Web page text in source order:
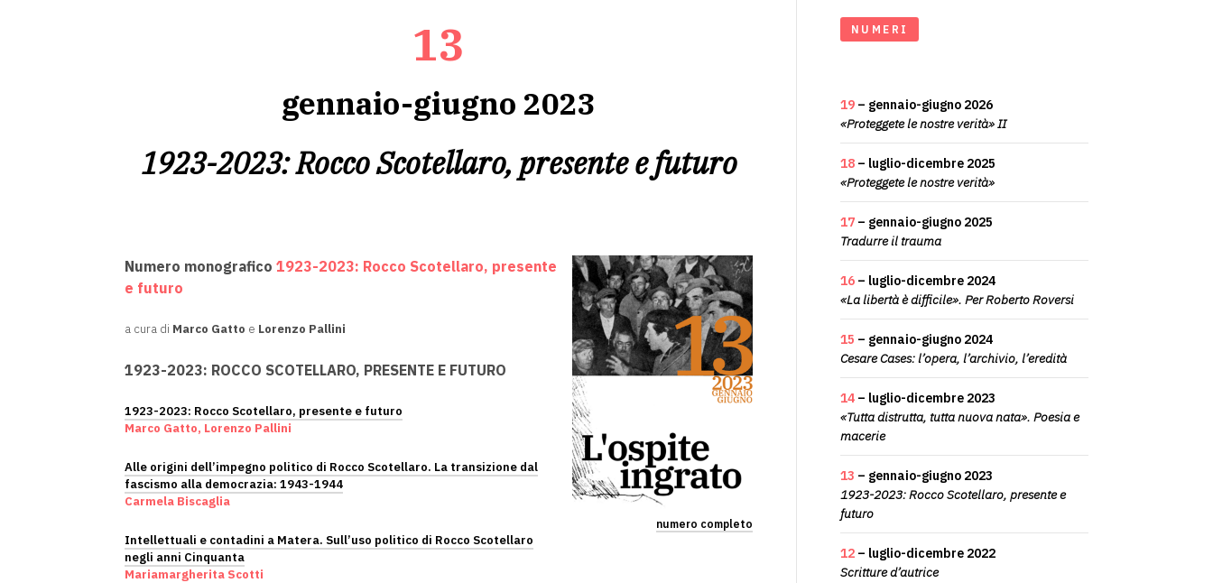
13
gennaio-giugno 2023
1923-2023: Rocco Scotellaro, presente e futuro
numero completo
Numero monografico 1923-2023: Rocco Scotellaro, presente
e futuro
a cura di Marco Gatto e Lorenzo Pallini
1923-2023: ROCCO SCOTELLARO, PRESENTE E FUTURO
1923-2023: Rocco Scotellaro, presente e futuro
Marco Gatto, Lorenzo Pallini
Alle origini dell’impegno politico di Rocco Scotellaro. La transizione dal
fascismo alla democrazia: 1943-1944
Carmela Biscaglia
Intellettuali e contadini a Matera. Sull’uso politico di Rocco Scotellaro
negli anni Cinquanta
Mariamargherita Scotti
NUMERI
19 – gennaio-giugno 2026
«Proteggete le nostre verità» II
18 – luglio-dicembre 2025
«Proteggete le nostre verità»
17 – gennaio-giugno 2025
Tradurre il trauma
16 – luglio-dicembre 2024
«La libertà è difficile». Per Roberto Roversi
15 – gennaio-giugno 2024
Cesare Cases: l’opera, l’archivio, l’eredità
14 – luglio-dicembre 2023
«Tutta distrutta, tutta nuova nata». Poesia e
macerie
13 – gennaio-giugno 2023
1923-2023: Rocco Scotellaro, presente e
futuro
12 – luglio-dicembre 2022
Scritture d’autrice